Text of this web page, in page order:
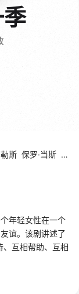
斯 保罗·当斯
年轻女性在一个
谊。该剧讲述了
互相帮助、互相